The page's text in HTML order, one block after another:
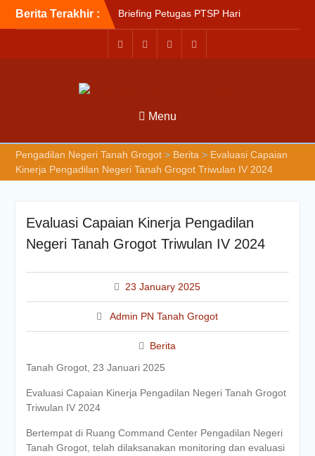
Berita Terakhir :
Briefing Petugas PTSP Hari
Kamis Tanggal 6 Agustus
2026
Sosialisasi Kepesertaan
Tanah Grogot oleh BPJS
Balikapapan
Briefin Petugas PTSP Hari
Senin, 3 Agustus 2026
Menu
Pengadilan Negeri Tanah Grogot> Berita > Evaluasi Capaian
Kinerja Pengadilan Negeri Tanah Grogot Triwulan IV 2024
Evaluasi Capaian Kinerja Pengadilan
Negeri Tanah Grogot Triwulan IV 2024
23 January 2025
Admin PN Tanah Grogot
Berita
Tanah Grogot, 23 Januari 2025
Evaluasi Capaian Kinerja Pengadilan Negeri Tanah Grogot
Triwulan IV 2024
Bertempat di Ruang Command Center Pengadilan Negeri
Tanah Grogot, telah dilaksanakan monitoring dan evaluasi